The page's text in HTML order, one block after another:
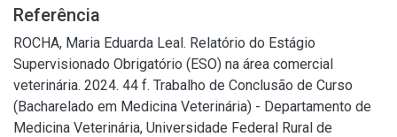
Referência
ROCHA, Maria Eduarda Leal. Relatório do Estágio
Supervisionado Obrigatório (ESO) na área comercial
veterinária. 2024. 44 f. Trabalho de Conclusão de Curso
(Bacharelado em Medicina Veterinária) - Departamento de
Medicina Veterinária, Universidade Federal Rural de